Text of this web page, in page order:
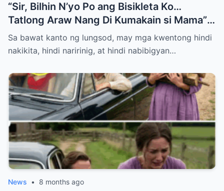
“Sir, Bilhin N’yo Po ang Bisikleta Ko…
Tatlong Araw Nang Di Kumakain si Mama”
— Hanggang Sa May Natuklasan ang Isang
Bilyonaryo
Sa bawat kanto ng lungsod, may mga kwentong hindi
nakikita, hindi naririnig, at hindi nabibigyan…
News • 8 months ago